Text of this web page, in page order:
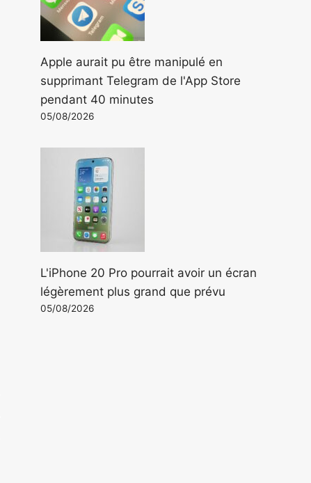
Apple aurait pu être manipulé en
supprimant Telegram de l'App Store
pendant 40 minutes
05/08/2026
L'iPhone 20 Pro pourrait avoir un écran
légèrement plus grand que prévu
05/08/2026